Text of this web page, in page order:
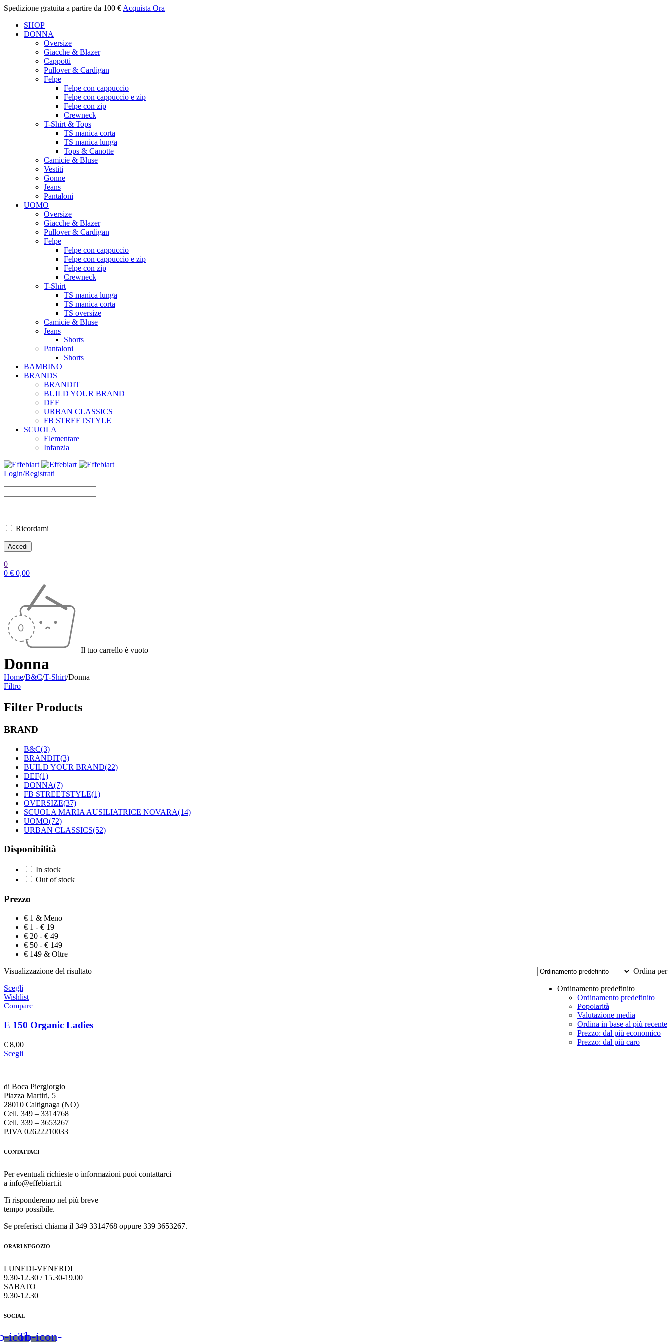
Spedizione gratuita a partire da 100 € Acquista Ora
SHOP
DONNA
Oversize
Giacche & Blazer
Cappotti
Pullover & Cardigan
Felpe
Felpe con cappuccio
Felpe con cappuccio e zip
Felpe con zip
Crewneck
T-Shirt & Tops
TS manica corta
TS manica lunga
Tops & Canotte
Camicie & Bluse
Vestiti
Gonne
Jeans
Pantaloni
UOMO
Oversize
Giacche & Blazer
Pullover & Cardigan
Felpe
Felpe con cappuccio
Felpe con cappuccio e zip
Felpe con zip
Crewneck
T-Shirt
TS manica lunga
TS manica corta
TS oversize
Camicie & Bluse
Jeans
Shorts
Pantaloni
Shorts
BAMBINO
BRANDS
BRANDIT
BUILD YOUR BRAND
DEF
URBAN CLASSICS
FB STREETSTYLE
SCUOLA
Elementare
Infanzia
Login/Registrati
Ricordami
0
0 € 0,00
Il tuo carrello è vuoto
Donna
Home/B&C/T-Shirt/Donna
Filtro
Filter Products
BRAND
B&C(3)
BRANDIT(3)
BUILD YOUR BRAND(22)
DEF(1)
DONNA(7)
FB STREETSTYLE(1)
OVERSIZE(37)
SCUOLA MARIA AUSILIATRICE NOVARA(14)
UOMO(72)
URBAN CLASSICS(52)
Disponibilità
In stock
Out of stock
Prezzo
€ 1 & Meno
€ 1 - € 19
€ 20 - € 49
€ 50 - € 149
€ 149 & Oltre
Visualizzazione del risultato
Ordina per
Ordinamento predefinito
Ordinamento predefinito
Popolarità
Valutazione media
Ordina in base al più recente
Prezzo: dal più economico
Prezzo: dal più caro
Scegli
Wishlist
Compare
E 150 Organic Ladies
€ 8,00
Scegli
di Boca Piergiorgio
Piazza Martiri, 5
28010 Caltignaga (NO)
Cell. 349 – 3314768
Cell. 339 – 3653267
P.IVA 02622210033
CONTATTACI
Per eventuali richieste o informazioni puoi contattarci
a info@effebiart.it
Ti risponderemo nel più breve
tempo possibile.
Se preferisci chiama il 349 3314768 oppure 339 3653267.
ORARI NEGOZIO
LUNEDI-VENERDI
9.30-12.30 / 15.30-19.00
SABATO
9.30-12.30
SOCIAL
icon-
Tb-icon-